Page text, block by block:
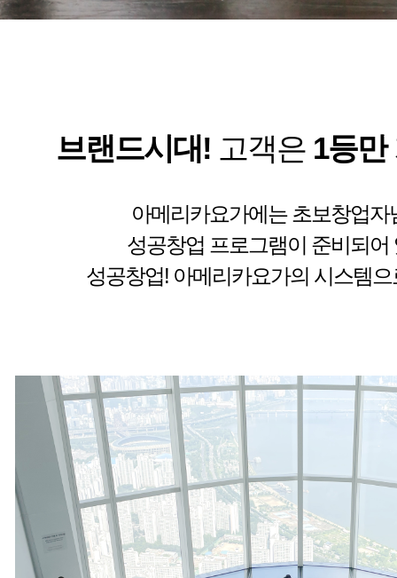
브랜드시대! 고객은 1등만
아메리카요가에는 초보창업자
성공창업 프로그램이 준비되어
성공창업! 아메리카요가의 시스템